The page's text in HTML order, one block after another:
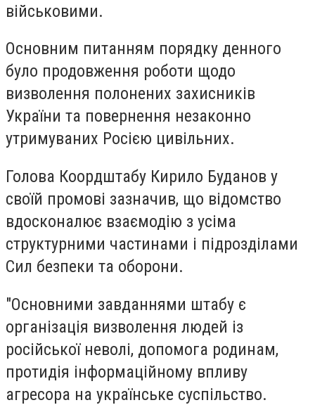
військовими.
Основним питанням порядку денного
було продовження роботи щодо
визволення полонених захисників
України та повернення незаконно
утримуваних Росією цивільних.
Голова Коордштабу Кирило Буданов у
своїй промові зазначив, що відомство
вдосконалює взаємодію з усіма
структурними частинами і підрозділами
Сил безпеки та оборони.
"Основними завданнями штабу є
організація визволення людей із
російської неволі, допомога родинам,
протидія інформаційному впливу
агресора на українське суспільство.